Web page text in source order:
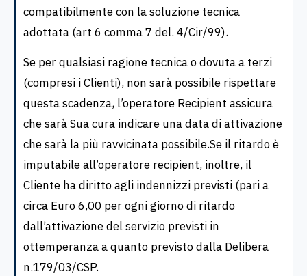
compatibilmente con la soluzione tecnica
adottata (art 6 comma 7 del. 4/Cir/99).
Se per qualsiasi ragione tecnica o dovuta a terzi
(compresi i Clienti), non sarà possibile rispettare
questa scadenza, l’operatore Recipient assicura
che sarà Sua cura indicare una data di attivazione
che sarà la più ravvicinata possibile.Se il ritardo è
imputabile all’operatore recipient, inoltre, il
Cliente ha diritto agli indennizzi previsti (pari a
circa Euro 6,00 per ogni giorno di ritardo
dall’attivazione del servizio previsti in
ottemperanza a quanto previsto dalla Delibera
n.179/03/CSP.